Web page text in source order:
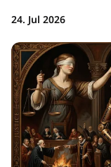
24. Jul 2026